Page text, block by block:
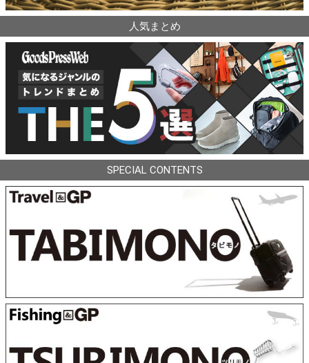
人気まとめ
SPECIAL CONTENTS